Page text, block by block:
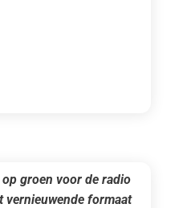
groen voor de radio
vernieuwende formaat